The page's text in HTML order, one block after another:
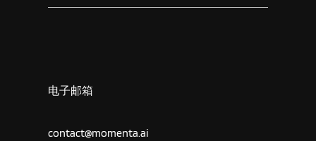
电子邮箱
contact@momenta.ai